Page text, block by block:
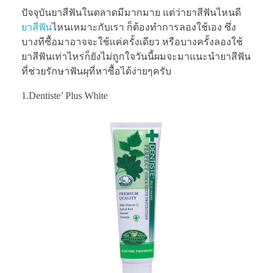
ปัจจุบันยาสีฟันในตลาดมีมากมาย แต่ว่ายาสีฟันไหนดี
ยาสีฟันไหนเหมาะกับเรา ก็ต้องทำการลองใช้เอง ซึ่ง
บางทีซื้อมาอาจจะใช้แค่ครั้งเดียว หรือบางครั้งลองใช้
ยาสีฟันเท่าไหร่ก็ยังไม่ถูกใจวันนี้ผมจะมาแนะนำยาสีฟัน
ที่ช่วยรักษาฟันผุที่หาซื้อได้ง่ายๆครับ
1.Dentiste’ Plus White